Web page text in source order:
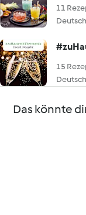
11
15
Das könnte